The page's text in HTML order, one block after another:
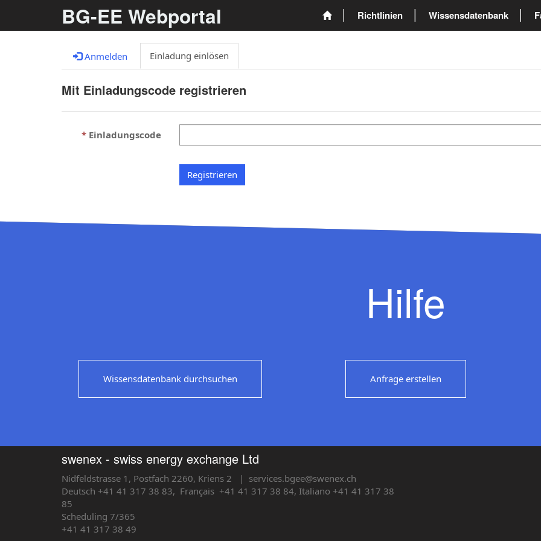
BG-EE Webportal Richtlinien Wissensdatenbank
Anmelden Einladung einlösen
Mit Einladungscode registrieren
Einladungscode
Registrieren
Hilfe
Wissensdatenbank durchsuchen Anfrage erstellen
swenex - swiss energy exchange Ltd
Nidfeldstrasse 1, Postfach 2260, Kriens 2
| services.bgee@swenex.ch
Deutsch +41 41 317 38 83, Français +41 41 317 38 84, Italiano +41 41 317 38
85
Scheduling 7/365
+41 41 317 38 49